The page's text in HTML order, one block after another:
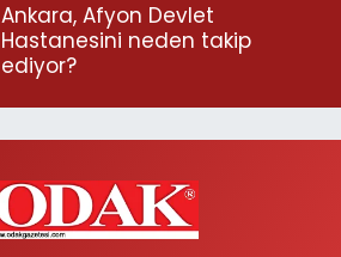
Ankara, Afyon Devlet
Hastanesini neden takip
ediyor?